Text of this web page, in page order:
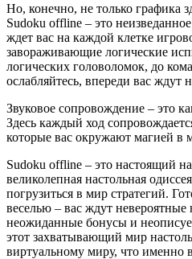
Но, конечно, не только графика
Sudoku offline – это
ждет вас на каждой клетке
завораживающие логические
логических головоломок, до
ослабляйтесь, впереди вас ждут
Звуковое сопровождение – это
Здесь каждый ход
которые вас окружают магией в
Sudoku offline – это настоящий
великолепная настольная
погрузиться в мир стратегий.
веселью – вас ждут невероятные
неожиданные бонусы и
этот захватывающий мир
виртуальному миру, что именно